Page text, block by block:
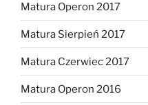
Matura Operon 2017
Matura Sierpień 2017
Matura Czerwiec 2017
Matura Operon 2016